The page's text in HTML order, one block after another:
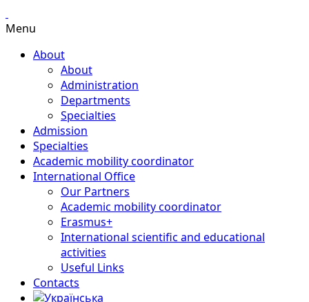
Menu
About
About
Administration
Departments
Specialties
Admission
Specialties
Academic mobility coordinator
International Office
Our Partners
Academic mobility coordinator
Erasmus+
International scientific and educational
activities
Useful Links
Contacts